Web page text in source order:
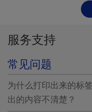
服务支持
常见问题
为什么打印出来的标
出的内容不清楚？